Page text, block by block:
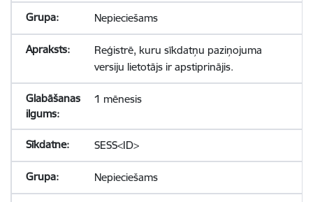
Nepieciešams
Reģistrē, kuru sīkdatņu paziņojuma
versiju lietotājs ir apstiprinājis.
1 mēnesis
SESS<ID>
Nepieciešams